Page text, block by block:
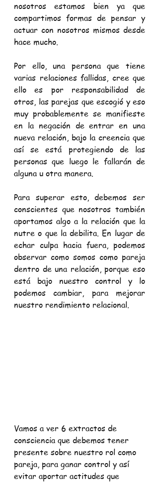
nosotros estamos bien ya que
compartimos formas de pensar y
actuar con nosotros mismos desde
hace mucho.
Por ello, una persona que tiene
varias relaciones fallidas, cree que
ello es por responsabilidad de
otros, las parejas que escogió y eso
muy probablemente se manifieste
en la negación de entrar en una
nueva relación, bajo la creencia que
así se está protegiendo de las
personas que luego le fallarán de
alguna u otra manera.
Para superar esto, debemos ser
conscientes que nosotros también
aportamos algo a la relación que la
nutre o que la debilita. En lugar de
echar culpa hacia fuera, podemos
observar como somos como pareja
dentro de una relación, porque eso
está bajo nuestro control y lo
podemos cambiar, para mejorar
nuestro rendimiento relacional.
Vamos a ver 6 extractos de
consciencia que debemos tener
presente sobre nuestro rol como
pareja, para ganar control y así
evitar aportar actitudes que